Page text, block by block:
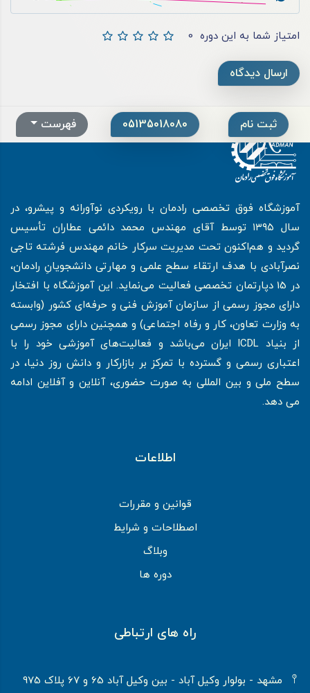
امتیاز شما به این دوره 0
ارسال دیدگاه
ثبت نام 05135018080 فهرست
آموزشگاه فوق تخصصی رادمان با رویکردی نوآورانه و پیشرو، در
سال ۱۳۹۵ توسط آقای مهندس محمد دائمی عطاران تأسیس
گردید و هم‌اکنون تحت مدیریت سرکار خانم مهندس فرشته تاجی
نصرآبادی با هدف ارتقاء سطح علمی و مهارتی دانشجویانِ رادمان،
در 15 دپارتمان تخصصی فعالیت می‌نماید. این آموزشگاه با افتخار
دارای مجوز رسمی از سازمان آموزش فنی و حرفه‌ای کشور (وابسته
به وزارت تعاون، کار و رفاه اجتماعی) و همچنین دارای مجوز رسمی
از بنیاد ICDL ایران می‌باشد و فعالیت‌های آموزشی خود را با
اعتباری رسمی و گسترده با تمرکز بر بازارکار و دانش روز دنیا، در
سطح ملی و بین المللی به صورت حضوری، آنلاین و آفلاین ادامه
می دهد.
اطلاعات
قوانین و مقررات
اصطلاحات و شرایط
وبلاگ
دوره ها
راه های ارتباطی
مشهد - بولوار وکیل آباد - بین وکیل آباد 65 و 67 پلاک 975